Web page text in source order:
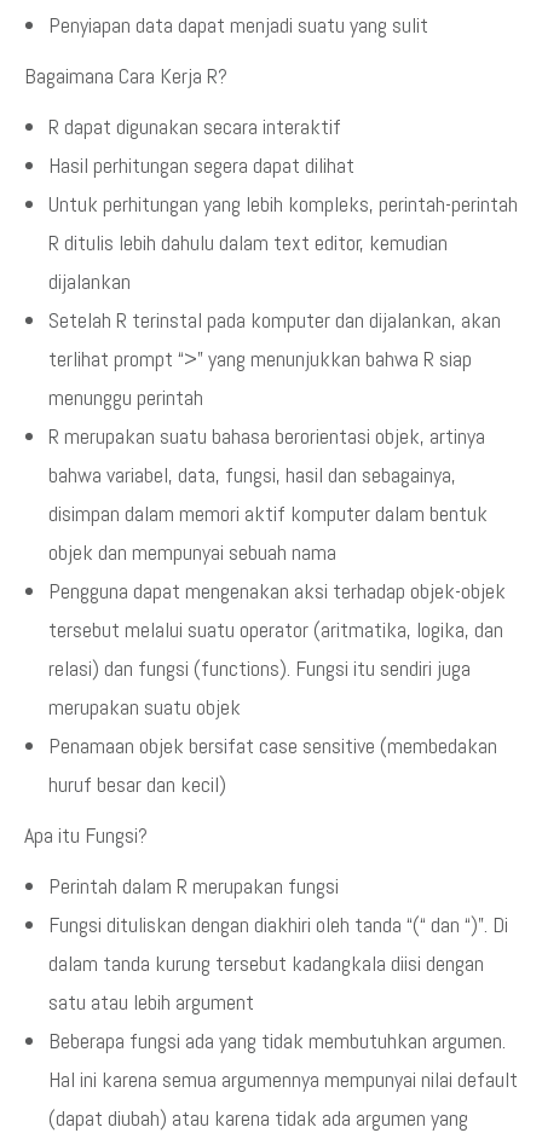
Penyiapan data dapat menjadi suatu yang sulit
Bagaimana Cara Kerja R?
R dapat digunakan secara interaktif
Hasil perhitungan segera dapat dilihat
Untuk perhitungan yang lebih kompleks, perintah-perintah
R ditulis lebih dahulu dalam text editor, kemudian
dijalankan
Setelah R terinstal pada komputer dan dijalankan, akan
terlihat prompt “>” yang menunjukkan bahwa R siap
menunggu perintah
R merupakan suatu bahasa berorientasi objek, artinya
bahwa variabel, data, fungsi, hasil dan sebagainya,
disimpan dalam memori aktif komputer dalam bentuk
objek dan mempunyai sebuah nama
Pengguna dapat mengenakan aksi terhadap objek-objek
tersebut melalui suatu operator (aritmatika, logika, dan
relasi) dan fungsi (functions). Fungsi itu sendiri juga
merupakan suatu objek
Penamaan objek bersifat case sensitive (membedakan
huruf besar dan kecil)
Apa itu Fungsi?
Perintah dalam R merupakan fungsi
Fungsi dituliskan dengan diakhiri oleh tanda “(“ dan “)”. Di
dalam tanda kurung tersebut kadangkala diisi dengan
satu atau lebih argument
Beberapa fungsi ada yang tidak membutuhkan argumen.
Hal ini karena semua argumennya mempunyai nilai default
(dapat diubah) atau karena tidak ada argumen yang